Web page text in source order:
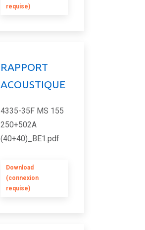
requise)
RAPPORT
ACOUSTIQUE
4335-35F MS 155
250+502A
(40+40)_BE1.pdf
Download
(connexion
requise)